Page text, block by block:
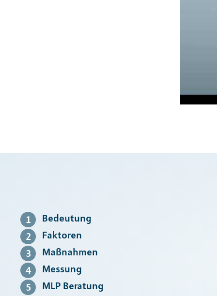
Bedeutung
Faktoren
Maßnahmen
Messung
MLP Beratung